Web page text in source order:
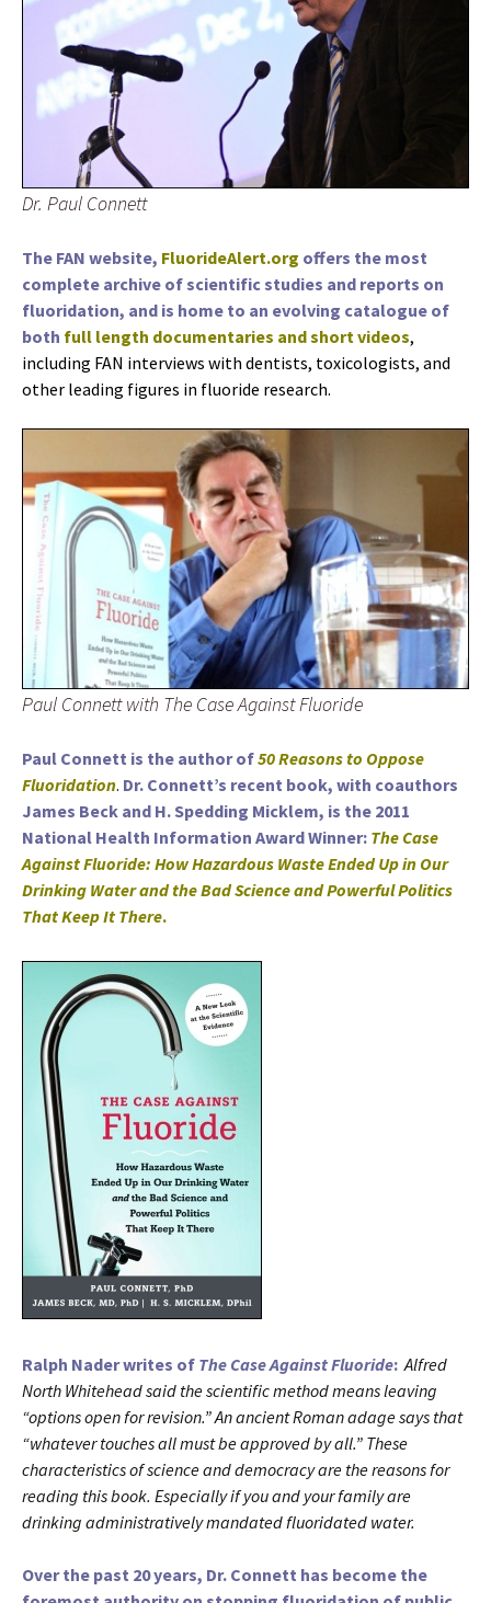
Dr. Paul Connett
The FAN website, FluorideAlert.org offers the most
complete archive of scientific studies and reports on
fluoridation, and is home to an evolving catalogue of
both full length documentaries and short videos,
including FAN interviews with dentists, toxicologists, and
other leading figures in fluoride research.
Paul Connett with The Case Against Fluoride
Paul Connett is the author of50 Reasons to Oppose
Fluoridation. Dr. Connett’s recent book, with coauthors
James Beck and H. Spedding Micklem, is the 2011
National Health Information Award Winner: The Case
Against Fluoride: How Hazardous Waste Ended Up in Our
Drinking Water and the Bad Science and Powerful Politics
That Keep It There.
Ralph Nader writes of The Case Against Fluoride: Alfred
North Whitehead said the scientific method means leaving
“options open for revision.” An ancient Roman adage says that
“whatever touches all must be approved by all.” These
characteristics of science and democracy are the reasons for
reading this book. Especially if you and your family are
drinking administratively mandated fluoridated water.
Over the past 20 years, Dr. Connett has become the